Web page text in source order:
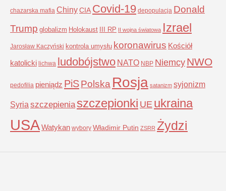
chazarska mafia ChinyCIA Covid-19 depopulacja Donald
Trump globalizm Holokaust III RP II wojna światowa Izrael
Jarosław Kaczyński kontrola umysłu koronawirus Kościół
katolicki lichwa ludobójstwo NATO NBP NiemcyNWO
pedofilia pieniądz PiSPolska Rosja satanizm syjonizm
Syria szczepienia szczepionki UE ukraina
USAWatykan wybory Władimir Putin ZSRR Żydzi